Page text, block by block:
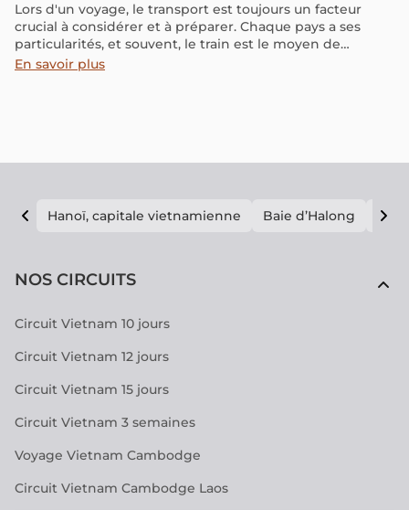
Lors d'un voyage, le transport est toujours un facteur
crucial à considérer et à préparer. Chaque pays a ses
particularités, et souvent, le train est le moyen de
transport le plus optimal pour découvrir le pays et
je souhaite partager des informations utiles sur ce mode
En savoir plus
Hanoï, capitale vietnamienne Baie d’Halong E
NOS CIRCUITS
Circuit Vietnam 10 jours
Circuit Vietnam 12 jours
Circuit Vietnam 15 jours
Circuit Vietnam 3 semaines
Voyage Vietnam Cambodge
Circuit Vietnam Cambodge Laos